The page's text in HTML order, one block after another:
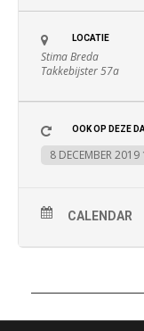
LOCATIE
Stima Breda
Takkebijster 57a
OOK OP DEZE
8 DECEMBER
CALENDAR